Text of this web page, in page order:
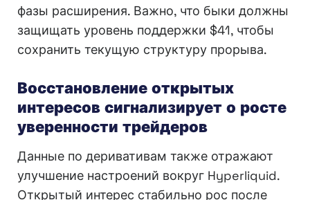
фазы расширения. Важно, что быки должны
защищать уровень поддержки $41, чтобы
сохранить текущую структуру прорыва.
Восстановление открытых
интересов сигнализирует о росте
уверенности трейдеров
Данные по деривативам также отражают
улучшение настроений вокруг Hyperliquid.
Открытый интерес стабильно рос после